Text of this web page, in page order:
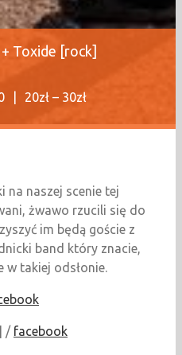
Toxide [rock]
20zł – 30zł
na naszej scenie tej
żwawo rzucili się do
im będą goście z
band który znacie,
w takiej odsłonie.
/ facebook